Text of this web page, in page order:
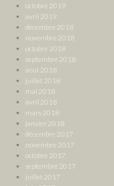
octobre 2019
avril 2019
décembre 2018
novembre 2018
octobre 2018
septembre 2018
août 2018
juillet 2018
mai 2018
avril 2018
mars 2018
janvier 2018
décembre 2017
novembre 2017
octobre 2017
septembre 2017
juillet 2017